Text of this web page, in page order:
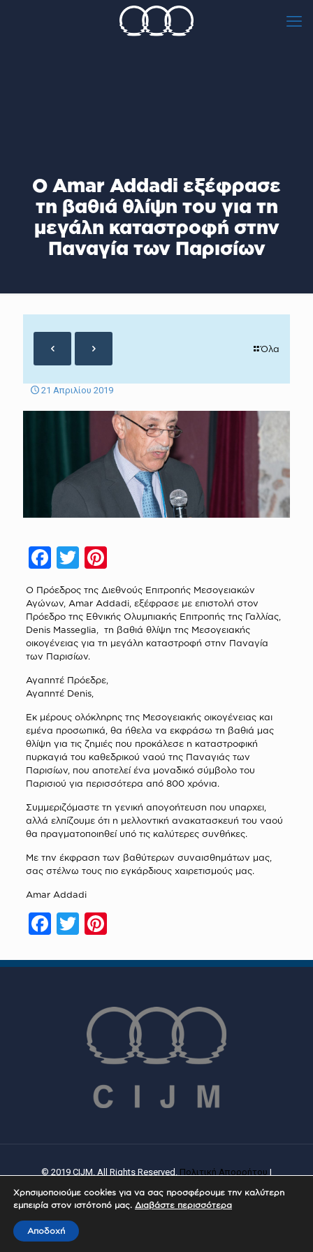
Ο Amar Addadi εξέφρασε
τη βαθιά θλίψη του για τη
μεγάλη καταστροφή στην
Παναγία των Παρισίων
Όλα
21 Απριλίου 2019
Facebook
TwitterPinterest
Ο Πρόεδρος της Διεθνούς Επιτροπής Μεσογειακών
Αγώνων, Amar Addadi, εξέφρασε με επιστολή στον
Πρόεδρο της Εθνικής Ολυμπιακής Επιτροπής της Γαλλίας,
Denis Masseglia, τη βαθιά θλίψη της Μεσογειακής
οικογένειας για τη μεγάλη καταστροφή στην Παναγία
των Παρισίων.
Αγαπητέ Πρόεδρε,
Αγαπητέ Denis,
Εκ μέρους ολόκληρης της Μεσογειακής οικογένειας και
εμένα προσωπικά, θα ήθελα να εκφράσω τη βαθιά μας
θλίψη για τις ζημιές που προκάλεσε η καταστροφική
πυρκαγιά του καθεδρικού ναού της Παναγιάς των
Παρισίων, που αποτελεί ένα μοναδικό σύμβολο του
Παρισιού για περισσότερα από 800 χρόνια.
Συμμεριζόμαστε τη γενική απογοήτευση που υπαρχει,
αλλά ελπίζουμε ότι η μελλοντική ανακατασκευή του ναού
θα πραγματοποιηθεί υπό τις καλύτερες συνθήκες.
Με την έκφραση των βαθύτερων συναισθημάτων μας,
σας στέλνω τους πιο εγκάρδιους χαιρετισμούς μας.
Amar Addadi
Facebook
TwitterPinterest
© 2019 CIJM. All Rights Reserved. Πολιτική Απορρήτου |
Χρησιμοποιούμε cookies για να σας προσφέρουμε την καλύτερη
εμπειρία στον ιστότοπό μας. Διαβάστε περισσότερα
Αποδοχή